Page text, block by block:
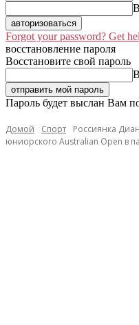
Forgot your password? Get
восстановление пароля
Восстановите свой пароль
Пароль будет выслан Вам
Домой Спорт
Россиянка
юниорского Australian Open в